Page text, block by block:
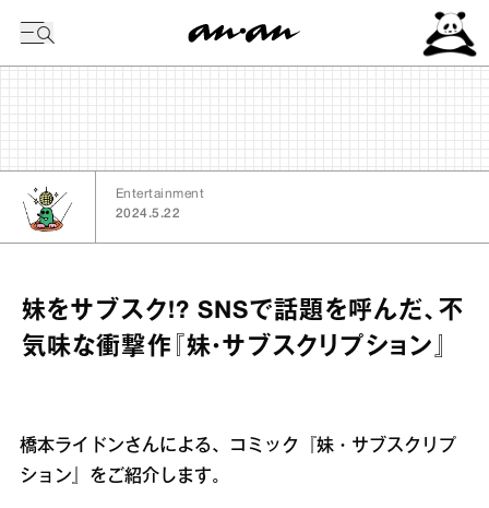
Entertainment
2024.5.22
妹をサブスク!? SNSで話題を呼んだ、不
気味な衝撃作『妹・サブスクリプション』
橋本ライドンさんによる、コミック『妹・サブスクリプ
ション』をご紹介します。